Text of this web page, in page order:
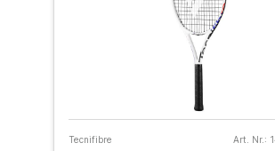
Tecnifibre Art. Nr.: